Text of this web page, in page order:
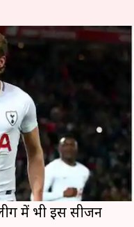
में जीते गोल्डेन
है- केन
pm
और इंग्लैंड नेशनल
वर्ल्ड कप में जीते
में भी इस सीजन